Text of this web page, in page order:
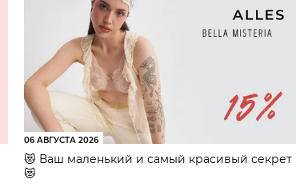
06 АВГУСТА 2026
😻 Ваш маленький и самый красивый секрет
😻